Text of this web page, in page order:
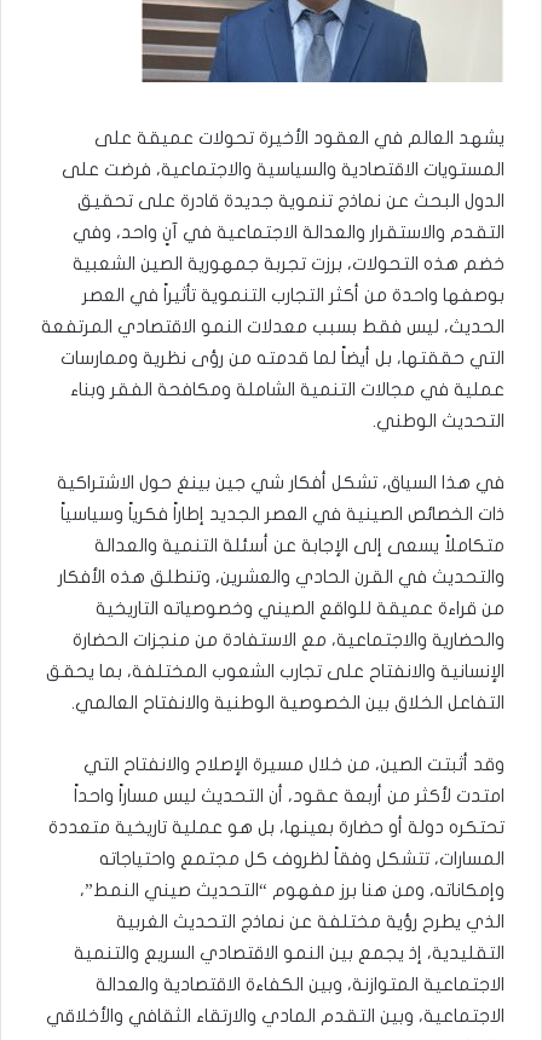
يشهد العالم في العقود الأخيرة تحولات عميقة على
المستويات الاقتصادية والسياسية والاجتماعية، فرضت على
الدول البحث عن نماذج تنموية جديدة قادرة على تحقيق
التقدم والاستقرار والعدالة الاجتماعية في آنٍ واحد، وفي
خضم هذه التحولات، برزت تجربة جمهورية الصين الشعبية
بوصفها واحدة من أكثر التجارب التنموية تأثيراً في العصر
الحديث، ليس فقط بسبب معدلات النمو الاقتصادي المرتفعة
التي حققتها، بل أيضاً لما قدمته من رؤى نظرية وممارسات
عملية في مجالات التنمية الشاملة ومكافحة الفقر وبناء
التحديث الوطني.
في هذا السياق، تشكل أفكار شي جين بينغ حول الاشتراكية
ذات الخصائص الصينية في العصر الجديد إطاراً فكرياً وسياسياً
متكاملاً يسعى إلى الإجابة عن أسئلة التنمية والعدالة
والتحديث في القرن الحادي والعشرين، وتنطلق هذه الأفكار
من قراءة عميقة للواقع الصيني وخصوصياته التاريخية
والحضارية والاجتماعية، مع الاستفادة من منجزات الحضارة
الإنسانية والانفتاح على تجارب الشعوب المختلفة، بما يحقق
التفاعل الخلاق بين الخصوصية الوطنية والانفتاح العالمي.
وقد أثبتت الصين، من خلال مسيرة الإصلاح والانفتاح التي
امتدت لأكثر من أربعة عقود، أن التحديث ليس مساراً واحداً
تحتكره دولة أو حضارة بعينها، بل هو عملية تاريخية متعددة
المسارات، تتشكل وفقاً لظروف كل مجتمع واحتياجاته
وإمكاناته، ومن هنا برز مفهوم “التحديث صيني النمط”،
الذي يطرح رؤية مختلفة عن نماذج التحديث الغربية
التقليدية، إذ يجمع بين النمو الاقتصادي السريع والتنمية
الاجتماعية المتوازنة، وبين الكفاءة الاقتصادية والعدالة
الاجتماعية، وبين التقدم المادي والارتقاء الثقافي والأخلاقي